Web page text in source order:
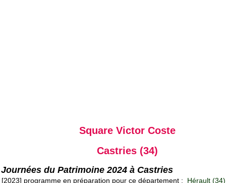
Square Victor Coste
Castries (34)
Journées du Patrimoine 2024 à Castries
[2023] programme en préparation pour ce département : Hérault (34)